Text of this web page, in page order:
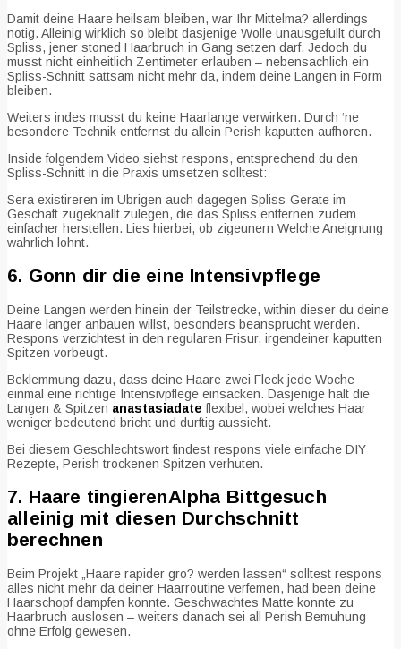
Damit deine Haare heilsam bleiben, war Ihr Mittelma? allerdings
notig. Alleinig wirklich so bleibt dasjenige Wolle unausgefullt durch
Spliss, jener stoned Haarbruch in Gang setzen darf. Jedoch du
musst nicht einheitlich Zentimeter erlauben – nebensachlich ein
Spliss-Schnitt sattsam nicht mehr da, indem deine Langen in Form
bleiben.
Weiters indes musst du keine Haarlange verwirken. Durch ‘ne
besondere Technik entfernst du allein Perish kaputten aufhoren.
Inside folgendem Video siehst respons, entsprechend du den
Spliss-Schnitt in die Praxis umsetzen solltest:
Sera existireren im Ubrigen auch dagegen Spliss-Gerate im
Geschaft zugeknallt zulegen, die das Spliss entfernen zudem
einfacher herstellen. Lies hierbei, ob zigeunern Welche Aneignung
wahrlich lohnt.
6. Gonn dir die eine Intensivpflege
Deine Langen werden hinein der Teilstrecke, within dieser du deine
Haare langer anbauen willst, besonders beansprucht werden.
Respons verzichtest in den regularen Frisur, irgendeiner kaputten
Spitzen vorbeugt.
Beklemmung dazu, dass deine Haare zwei Fleck jede Woche
einmal eine richtige Intensivpflege einsacken. Dasjenige halt die
Langen & Spitzen anastasiadate flexibel, wobei welches Haar
weniger bedeutend bricht und durftig aussieht.
Bei diesem Geschlechtswort findest respons viele einfache DIY
Rezepte, Perish trockenen Spitzen verhuten.
7. Haare tingierenAlpha Bittgesuch
alleinig mit diesen Durchschnitt
berechnen
Beim Projekt „Haare rapider gro? werden lassen“ solltest respons
alles nicht mehr da deiner Haarroutine verfemen, had been deine
Haarschopf dampfen konnte. Geschwachtes Matte konnte zu
Haarbruch auslosen – weiters danach sei all Perish Bemuhung
ohne Erfolg gewesen.